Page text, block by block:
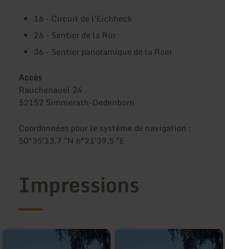
16 - Circuit de l'Eichheck
26 - Sentier de la Rur
36 - Sentier panoramique de la Roer
Accès
Rauchenauel 24
52152 Simmerath-Dedenborn
Coordonnées pour le système de navigation :
50°35'13.7 "N 6°21'39.5 "E
Impressions